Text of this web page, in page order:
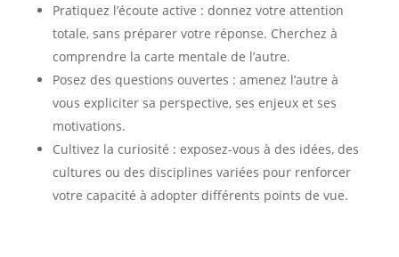
Pratiquez l’écoute active : donnez votre attention
totale, sans préparer votre réponse. Cherchez à
comprendre la carte mentale de l’autre.
Posez des questions ouvertes : amenez l’autre à
vous expliciter sa perspective, ses enjeux et ses
motivations.
Cultivez la curiosité : exposez-vous à des idées, des
cultures ou des disciplines variées pour renforcer
votre capacité à adopter différents points de vue.